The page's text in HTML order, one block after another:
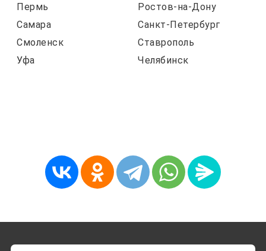
Пермь
Ростов-на-Дону
Самара
Санкт-Петербург
Смоленск
Ставрополь
Уфа
Челябинск